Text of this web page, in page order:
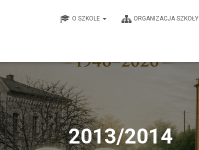
O SZKOLE ORGANIZACJA SZKOŁY
2013/2014